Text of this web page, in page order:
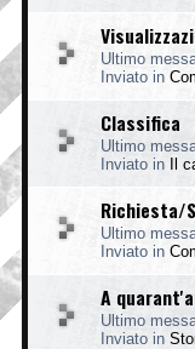
Ultimo
Inviato in
Classifica
Ultimo
Inviato in
Il
Richiesta/
Ultimo
Inviato in
A
Ultimo
Inviato in